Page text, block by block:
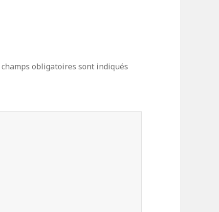
champs obligatoires sont indiqués